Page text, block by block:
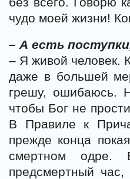
чудо моей жизни!
– А есть
– Я живой человек.
даже в большей
грешу, ошибаюсь.
чтобы Бог не
В Правиле к
прежде конца
смертном одре.
предсмертный